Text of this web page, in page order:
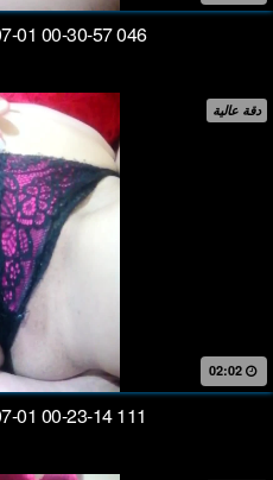
01 00-30-57 046
دقة عالية
02:02
01 00-23-14 111